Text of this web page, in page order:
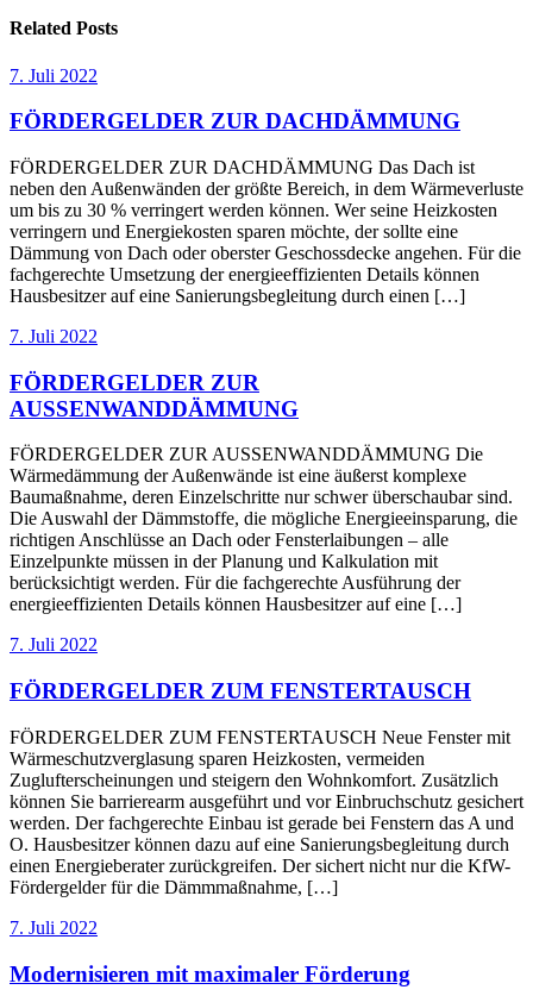
Related Posts
7. Juli 2022
FÖRDERGELDER ZUR DACHDÄMMUNG
FÖRDERGELDER ZUR DACHDÄMMUNG Das Dach ist
neben den Außenwänden der größte Bereich, in dem Wärmeverluste
um bis zu 30 % verringert werden können. Wer seine Heizkosten
verringern und Energiekosten sparen möchte, der sollte eine
Dämmung von Dach oder oberster Geschossdecke angehen. Für die
fachgerechte Umsetzung der energieeffizienten Details können
Hausbesitzer auf eine Sanierungsbegleitung durch einen […]
7. Juli 2022
FÖRDERGELDER ZUR
AUSSENWANDDÄMMUNG
FÖRDERGELDER ZUR AUSSENWANDDÄMMUNG Die
Wärmedämmung der Außenwände ist eine äußerst komplexe
Baumaßnahme, deren Einzelschritte nur schwer überschaubar sind.
Die Auswahl der Dämmstoffe, die mögliche Energieeinsparung, die
richtigen Anschlüsse an Dach oder Fensterlaibungen – alle
Einzelpunkte müssen in der Planung und Kalkulation mit
berücksichtigt werden. Für die fachgerechte Ausführung der
energieeffizienten Details können Hausbesitzer auf eine […]
7. Juli 2022
FÖRDERGELDER ZUM FENSTERTAUSCH
FÖRDERGELDER ZUM FENSTERTAUSCH Neue Fenster mit
Wärmeschutzverglasung sparen Heizkosten, vermeiden
Zuglufterscheinungen und steigern den Wohnkomfort. Zusätzlich
können Sie barrierearm ausgeführt und vor Einbruchschutz gesichert
werden. Der fachgerechte Einbau ist gerade bei Fenstern das A und
O. Hausbesitzer können dazu auf eine Sanierungsbegleitung durch
einen Energieberater zurückgreifen. Der sichert nicht nur die KfW-
Fördergelder für die Dämmmaßnahme, […]
7. Juli 2022
Modernisieren mit maximaler Förderung